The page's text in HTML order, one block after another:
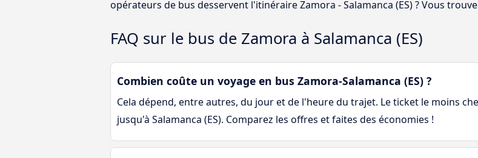
opérateurs de bus desservent l'itinéraire Zamora - Salamanca (ES) ? Vous
FAQ sur le bus de Zamora à Salamanca (ES)
Combien coûte un voyage en bus Zamora-Salamanca (ES) ?
Cela dépend, entre autres, du jour et de l'heure du trajet. Le ticket le moins
jusqu'à Salamanca (ES). Comparez les offres et faites des économies !